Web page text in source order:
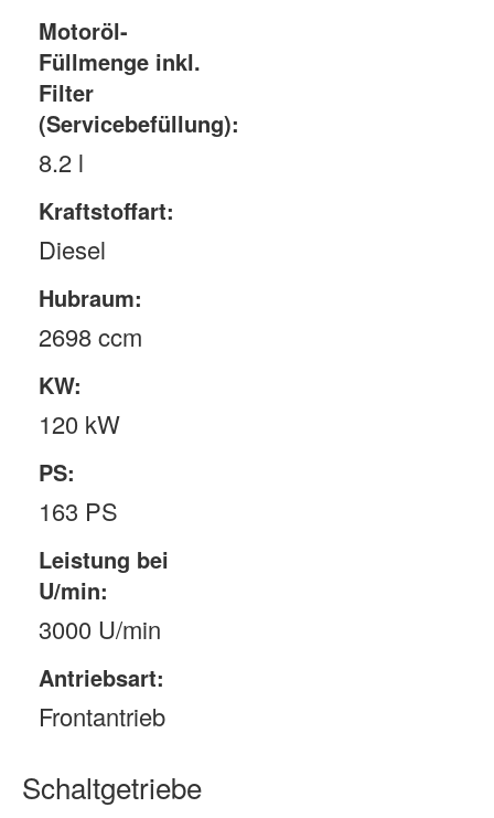
Motoröl-
Füllmenge inkl.
Filter
(Servicebefüllung):
8.2 l
Kraftstoffart:
Diesel
Hubraum:
2698 ccm
KW:
120 kW
PS:
163 PS
Leistung bei
U/min:
3000 U/min
Antriebsart:
Frontantrieb
Schaltgetriebe